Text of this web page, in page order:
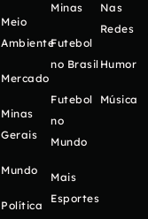
Meio
Ambiente
Mercado
Minas
Gerais
Mundo
Política
Minas
Futebol
no Brasil
Futebol
no
Mundo
Mais
Esportes
Nas
Redes
Humor
Música